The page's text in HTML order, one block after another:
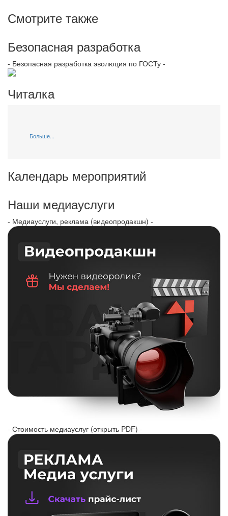
Смотрите также
Безопасная разработка
- Безопасная разработка эволюция по ГОСТу -
Читалка
Больше...
Календарь мероприятий
Наши медиауслуги
- Медиауслуги, реклама (видеопродакшн) -
- Стоимость медиауслуг (открыть PDF) -